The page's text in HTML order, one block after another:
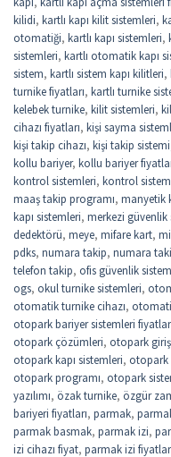
kilidi, kartlı kapı kilit sistemleri,
otomatiği, kartlı kapı sistemleri,
sistemleri, kartlı otomatik kapı
sistem, kartlı sistem kapı kilitleri,
turnike fiyatları, kartlı turnike
kelebek turnike, kilit sistemleri,
cihazı fiyatları, kişi sayma
kişi takip cihazı, kişi takip sistemi
kollu bariyer, kollu bariyer
kontrol sistemleri, kontrol
maaş takip programı, manyetik
kapı sistemleri, merkezi güvenlik
dedektörü, meye, mifare kart,
pdks, numara takip, numara
telefon takip, ofis güvenlik
ogs, okul turnike sistemleri,
otomatik turnike cihazı,
otopark bariyer sistemleri
otopark çözümleri, otopark giriş
otopark kapı sistemleri, otopark
otopark programı, otopark
yazılımı, özak turnike, özgür
bariyeri fiyatları, parmak,
parmak basmak, parmak izi,
izi cihazı fiyat, parmak izi